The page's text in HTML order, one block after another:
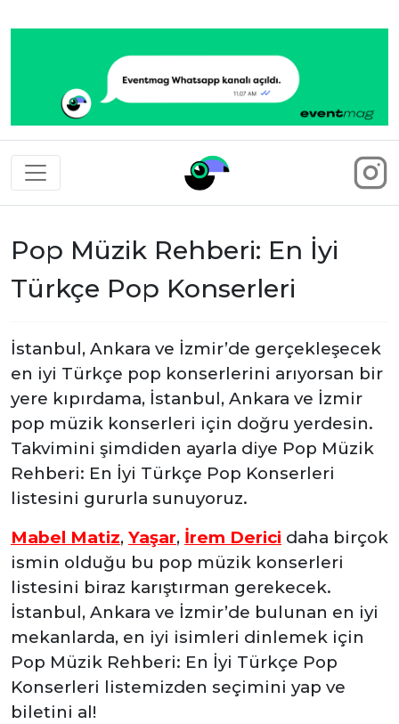
Eventmag
Pop Müzik Rehberi: En İyi
Türkçe Pop Konserleri
İstanbul, Ankara ve İzmir’de gerçekleşecek
en iyi Türkçe pop konserlerini arıyorsan bir
yere kıpırdama, İstanbul, Ankara ve İzmir
pop müzik konserleri için doğru yerdesin.
Takvimini şimdiden ayarla diye Pop Müzik
Rehberi: En İyi Türkçe Pop Konserleri
listesini gururla sunuyoruz.
Mabel Matiz, Yaşar, İrem Derici daha birçok
ismin olduğu bu pop müzik konserleri
listesini biraz karıştırman gerekecek.
İstanbul, Ankara ve İzmir’de bulunan en iyi
mekanlarda, en iyi isimleri dinlemek için
Pop Müzik Rehberi: En İyi Türkçe Pop
Konserleri listemizden seçimini yap ve
biletini al!